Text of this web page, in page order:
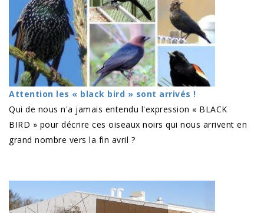
Attention les « black bird » sont arrivés !
Qui de nous n'a jamais entendu l'expression « BLACK
BIRD » pour décrire ces oiseaux noirs qui nous arrivent en
grand nombre vers la fin avril ?